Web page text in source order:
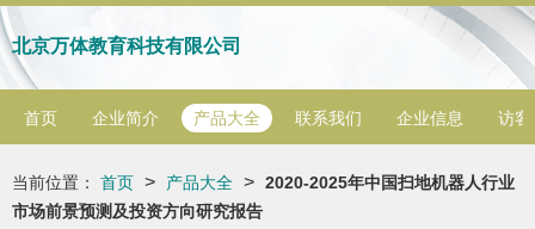
北京万体教育科技有限公司
首页 企业简介 产品大全 联系我们 企业信息 访客
当前位置： 首页 > 产品大全 > 2020-2025年中国扫地机器人行业
市场前景预测及投资方向研究报告